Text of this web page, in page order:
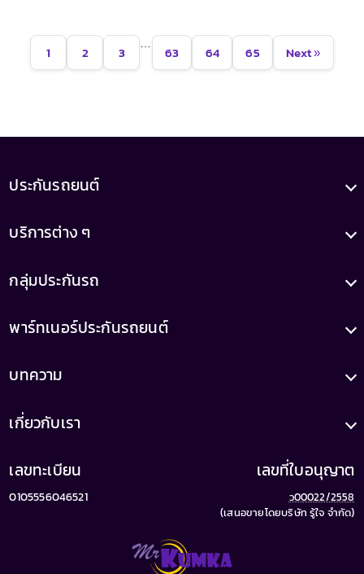
1 2 3
…
63 64 65 Next »
ประกันรถยนต์
บริการต่าง ๆ
กลุ่มประกันรถ
พาร์ทเนอร์ประกันรถยนต์
บทความ
เกี่ยวกับเรา
เลขทะเบียน
0105556046521
เลขที่ใบอนุญาต
ว00022/2558
(เสนอขายโดยบริษัท รู้ใจ จำกัด)